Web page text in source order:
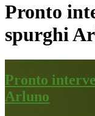
Pronto
spurghi
Pronto
Arluno